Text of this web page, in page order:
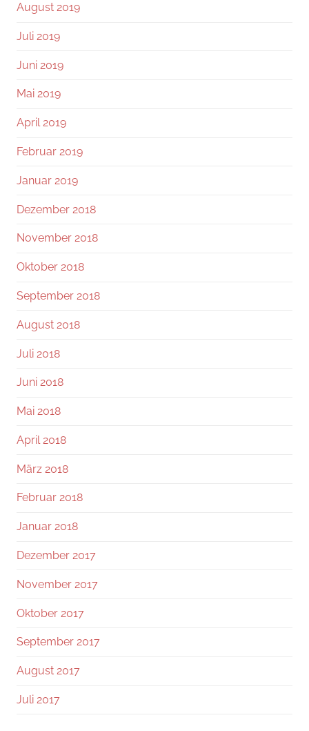
August 2019
Juli 2019
Juni 2019
Mai 2019
April 2019
Februar 2019
Januar 2019
Dezember 2018
November 2018
Oktober 2018
September 2018
August 2018
Juli 2018
Juni 2018
Mai 2018
April 2018
März 2018
Februar 2018
Januar 2018
Dezember 2017
November 2017
Oktober 2017
September 2017
August 2017
Juli 2017